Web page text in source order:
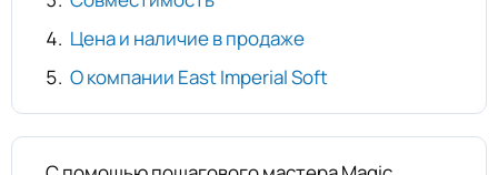
Цена и наличие в продаже
О компании East Imperial Soft